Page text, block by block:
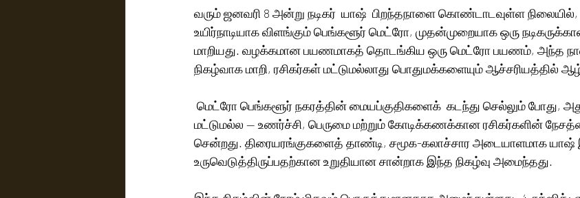
வரும் ஜனவரி 8 அன்று நடிகர்  யாஷ்  பிறந்தநாளை கொண்டாடவுள்ள நிலையில்,
உயிர்நாடியாக விளங்கும் பெங்களூர் மெட்ரோ, முதன்முறையாக ஒரு
மாறியது. வழக்கமான பயணமாகத் தொடங்கிய ஒரு மெட்ரோ பயணம், அந்த
நிகழ்வாக மாறி, ரசிகர்கள் மட்டுமல்லாது பொதுமக்களையும் ஆச்சரியத்தில்
மெட்ரோ பெங்களூர் நகரத்தின் மையப்குதிகளைக்  கடந்து செல்லும் போது,
மட்டுமல்ல — உணர்ச்சி, பெருமை மற்றும் கோடிக்கணக்கான ரசிகர்களின்
சென்றது. திரையரங்குகளைத் தாண்டி, சமூக-கலாச்சார அடையாளமாக யாஷ்
உருவெடுத்திருப்பதற்கான உறுதியான சான்றாக இந்த நிகழ்வு அமைந்தது.